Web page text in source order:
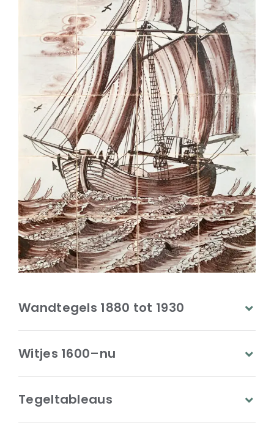
Wandtegels 1880 tot 1930
Witjes 1600–nu
Tegeltableaus